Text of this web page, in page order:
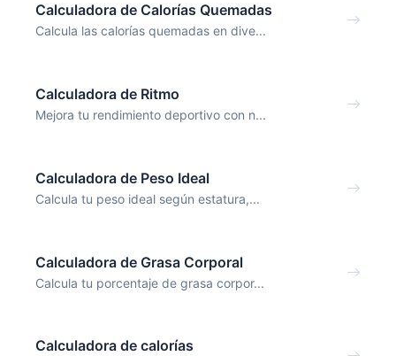
Calculadora de Calorías Quemadas
Calcula las calorías quemadas en dive...
Calculadora de Ritmo
Mejora tu rendimiento deportivo con n...
Calculadora de Peso Ideal
Calcula tu peso ideal según estatura,...
Calculadora de Grasa Corporal
Calcula tu porcentaje de grasa corpor...
Calculadora de calorías